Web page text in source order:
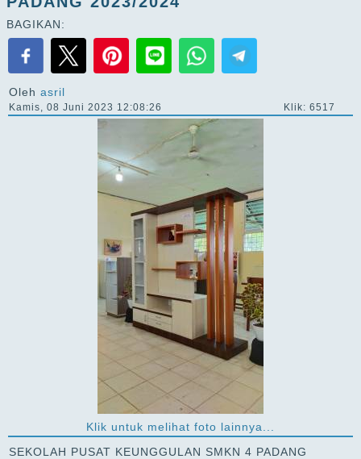
BAGIKAN:
Oleh asril
Kamis, 08 Juni 2023 12:08:26 Klik: 6517
Klik untuk melihat foto lainnya...
SEKOLAH PUSAT KEUNGGULAN SMKN 4 PADANG